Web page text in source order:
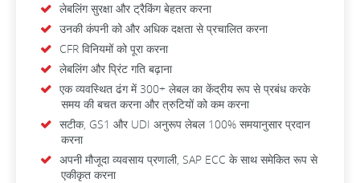
लेबलिंग सुरक्षा और ट्रैकिंग बेहतर करना
उनकी कंपनी को और अधिक दक्षता से प्रचालित करना
CFR विनियमों को पूरा करना
लेबलिंग और प्रिंट गति बढ़ाना
एक व्यवस्थित ढंग में 300+ लेबल का केंद्रीय रूप से प्रबंध करके
समय की बचत करना और त्रुटियों को कम करना
सटीक, GS1 और UDI अनुरूप लेबल 100% समयानुसार प्रदान
करना
अपनी मौजूदा व्यवसाय प्रणाली, SAP ECC के साथ समेकित रूप से
एकीकृत करना